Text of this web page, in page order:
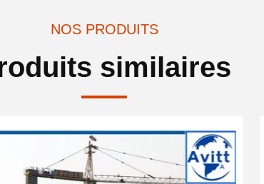
NOS PRODUITS
similaires